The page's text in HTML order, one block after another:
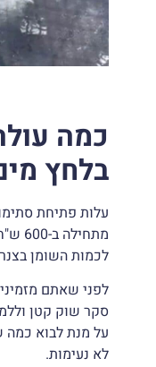
כמה
בלחץ
עלות פתיחת
לכמות השומן
לפני שאתם
סקר שוק קטן
על מנת לבוא כמה
לא נעימות.